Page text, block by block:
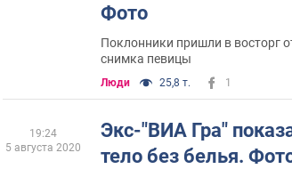
Фото
Поклонники пришли в восторг
снимка певицы
Люди 25,8 т. 1
Экс-"ВИА Гра"
тело без белья.
19:24
5 августа 2020